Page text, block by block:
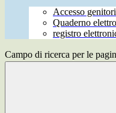
Accesso
Quaderno
registro
Campo di ricerca per le